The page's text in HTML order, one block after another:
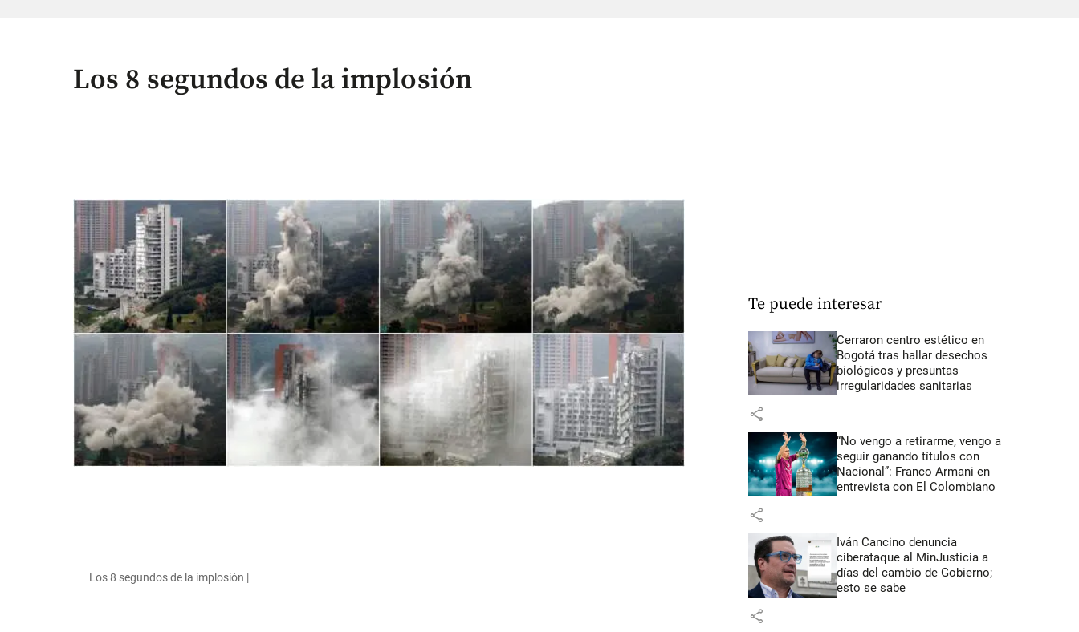
Los 8 segundos de la implosión
Los 8 segundos de la implosión |
Te puede interesar
Cerraron centro estético en
Bogotá tras hallar desechos
biológicos y presuntas
irregularidades sanitarias
share
“No vengo a retirarme, vengo a
seguir ganando títulos con
Nacional”: Franco Armani en
entrevista con El Colombiano
share
Iván Cancino denuncia
ciberataque al MinJusticia a
días del cambio de Gobierno;
esto se sabe
share